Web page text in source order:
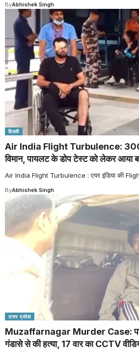
ByAbhishek Singh
दिल्ली
Air India Flight Turbulence: 300
विमान, पायलट के डोप टेस्ट को लेकर आया
Air India Flight Turbulence : एयर इंडिया की
ByAbhishek Singh
उत्तर प्रदेश
Muzaffarnagar Murder Case:
गंडासे से की हत्या, 17 वार का CCTV